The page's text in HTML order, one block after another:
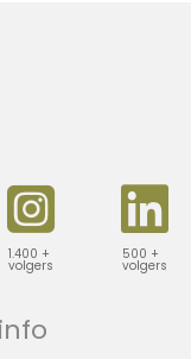
1.400 +
volgers
500 +
volgers